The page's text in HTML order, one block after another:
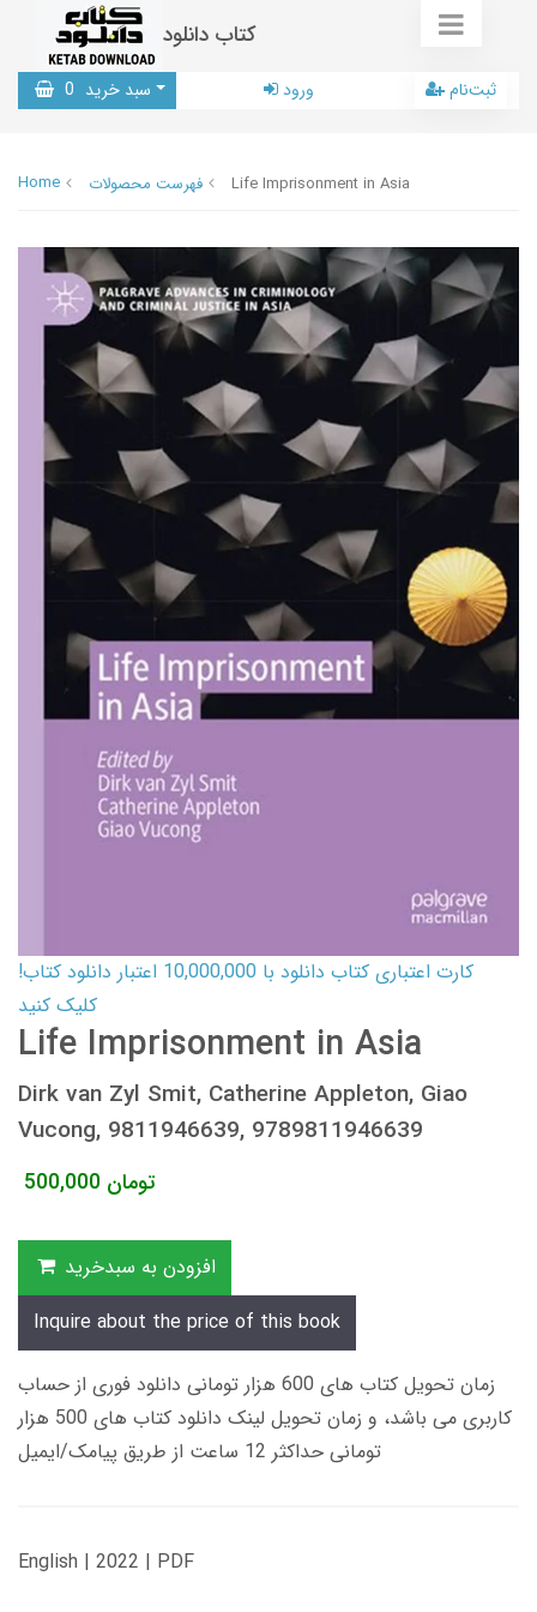
کتاب دانلود
سبد خرید 0 ورود ثبت‌نام
Home فهرست محصولات Life Imprisonment in Asia
کارت اعتباری کتاب دانلود با 10,000,000 اعتبار دانلود کتاب!
کلیک کنید
Life Imprisonment in Asia
Dirk van Zyl Smit, Catherine Appleton, Giao
Vucong, 9811946639, 9789811946639
500,000 تومان
افزودن به سبدخرید
Inquire about the price of this book
زمان تحویل کتاب های 600 هزار تومانی دانلود فوری از حساب
کاربری می باشد، و زمان تحویل لینک دانلود کتاب های 500 هزار
تومانی حداکثر 12 ساعت از طریق پیامک/ایمیل
English | 2022 | PDF